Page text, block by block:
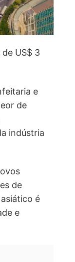
US$ 3
e
de
indústria
de
é
e